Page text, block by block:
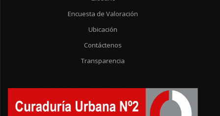
Encuesta de Valoración
Ubicación
Contáctenos
Transparencia